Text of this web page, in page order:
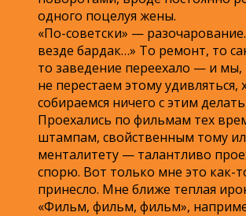
одного поцелуя жены.
«По-советски» —
везде бардак…» То ремонт, то
то заведение переехало — и
не перестаем этому удивляться,
собираемся ничего с этим
Проехались по фильмам тех
штампам, свойственным тому
менталитету — талантливо
спорю. Вот только мне это как-
принесло. Мне ближе теплая
«Фильм, фильм, фильм»,